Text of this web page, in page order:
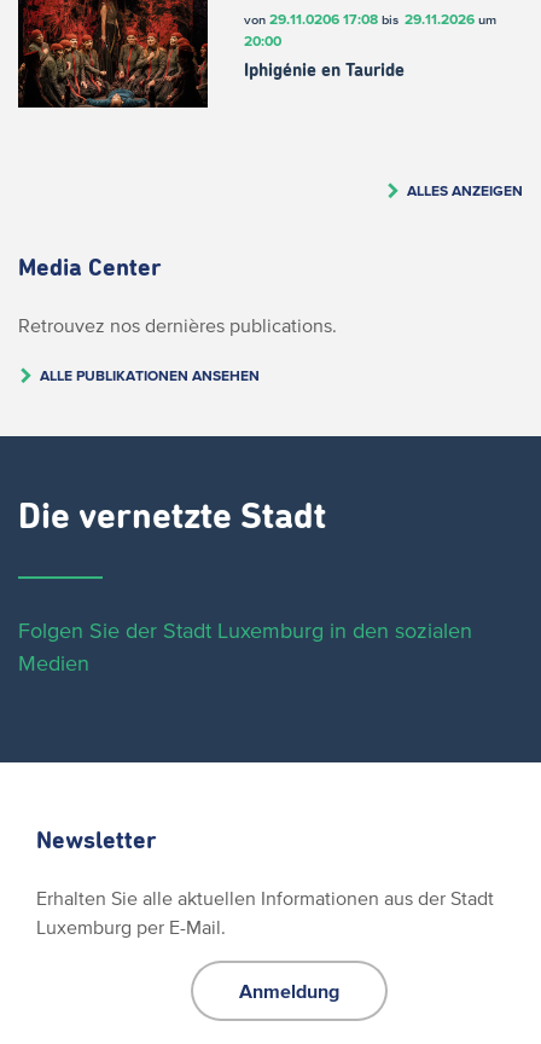
von 29.11.0206 17:08bis 29.11.2026um
20:00
Iphigénie en Tauride
ALLES ANZEIGEN
Media Center
Retrouvez nos dernières publications.
ALLE PUBLIKATIONEN ANSEHEN
Die vernetzte Stadt
Folgen Sie der Stadt Luxemburg in den sozialen
Medien
Newsletter
Erhalten Sie alle aktuellen Informationen aus der Stadt
Luxemburg per E-Mail.
Anmeldung